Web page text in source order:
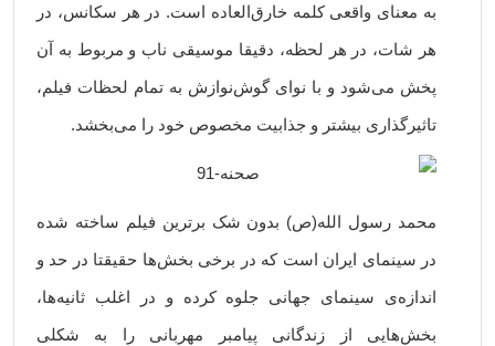
به معنای واقعی کلمه خارق‌العاده است. در هر سکانس، در
هر شات، در هر لحظه، دقیقا موسیقی ناب و مربوط به آن
پخش می‌شود و با نوای گوش‌نوازش به تمام لحظات فیلم،
تاثیرگذاری بیشتر و جذابیت مخصوص خود را می‌بخشد.
محمد رسول الله(ص) بدون شک برترین فیلم ساخته شده
در سینمای ایران است که در برخی بخش‌ها حقیقتا در حد و
اندازه‌ی سینمای جهانی جلوه کرده و در اغلب ثانیه‌ها،
بخش‌هایی از زندگانی پیامبر مهربانی را به شکلی